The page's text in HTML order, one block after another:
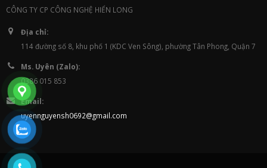
CÔNG TY CP CÔNG NGHỆ HIỂN LONG
Địa chỉ:
114 đường số 8, khu phố 1 (KDC Ven Sông), phường Tân Phong, Quận 7
Ms. Uyên (Zalo):
0386 015 853
Email:
uyennguyensh0692@gmail.com